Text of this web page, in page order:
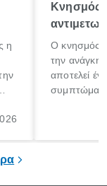
η
Κνησμός:
Ο κνησμός
την ανάγκη
αποτελεί